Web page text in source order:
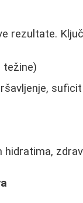
rezultate.
težine)
hidratima,